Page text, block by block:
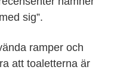
sig”.
ramper och
att toaletterna är